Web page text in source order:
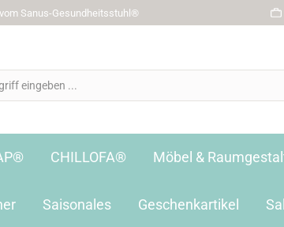
Sanus-Gesundheitsstuhl®
CHILLOFA® Möbel &
Saisonales Geschenkartikel